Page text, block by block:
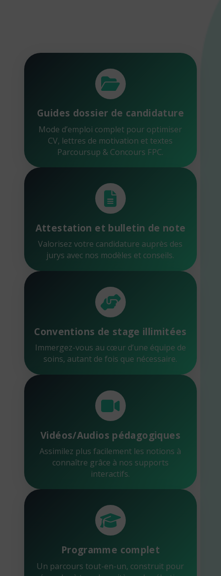
Guides dossier de candidature
Mode d’emploi complet pour optimiser
CV, lettres de motivation et textes
Parcoursup & Concours FPC.
Attestation et bulletin de note
Valorisez votre candidature auprès des
jurys avec nos modèles et conseils.
Conventions de stage illimitées
Immergez-vous au cœur d’une équipe de
soins, autant de fois que nécessaire.
Vidéos/Audios pédagogiques
Assimilez plus facilement les notions à
connaître grâce à nos supports
interactifs.
Programme complet
Un parcours tout-en-un, construit pour